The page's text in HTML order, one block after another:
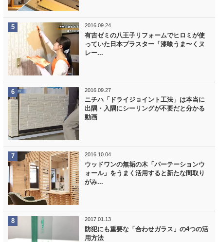
2016.09.24
有吉ゼミの八王子リフォームでヒロミが使
っていた日本プラスター「漆喰うま〜くヌ
レー...
2016.09.27
ニチハ「ドライジョイント工法」は本当に
出隅・入隅にシーリングが不要だと分かる
動画
2016.10.04
ウッドワンの無垢の木「パーテーションウ
ォール」をうまく活用すると新たな間取り
がみ...
2017.01.13
防犯にも重要な「合わせガラス」の4つの活
用方法